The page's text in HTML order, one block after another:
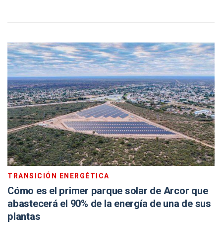
TRANSICIÓN ENERGÉTICA
Cómo es el primer parque solar de Arcor que
abastecerá el 90% de la energía de una de sus
plantas